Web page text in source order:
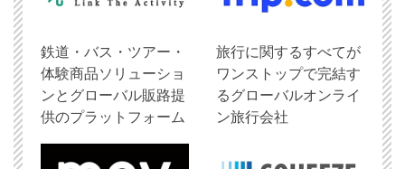
鉄道・バス・ツアー・
体験商品ソリューショ
ンとグローバル販路提
供のプラットフォーム
旅行に関するすべてが
ワンストップで完結す
るグローバルオンライ
ン旅行会社